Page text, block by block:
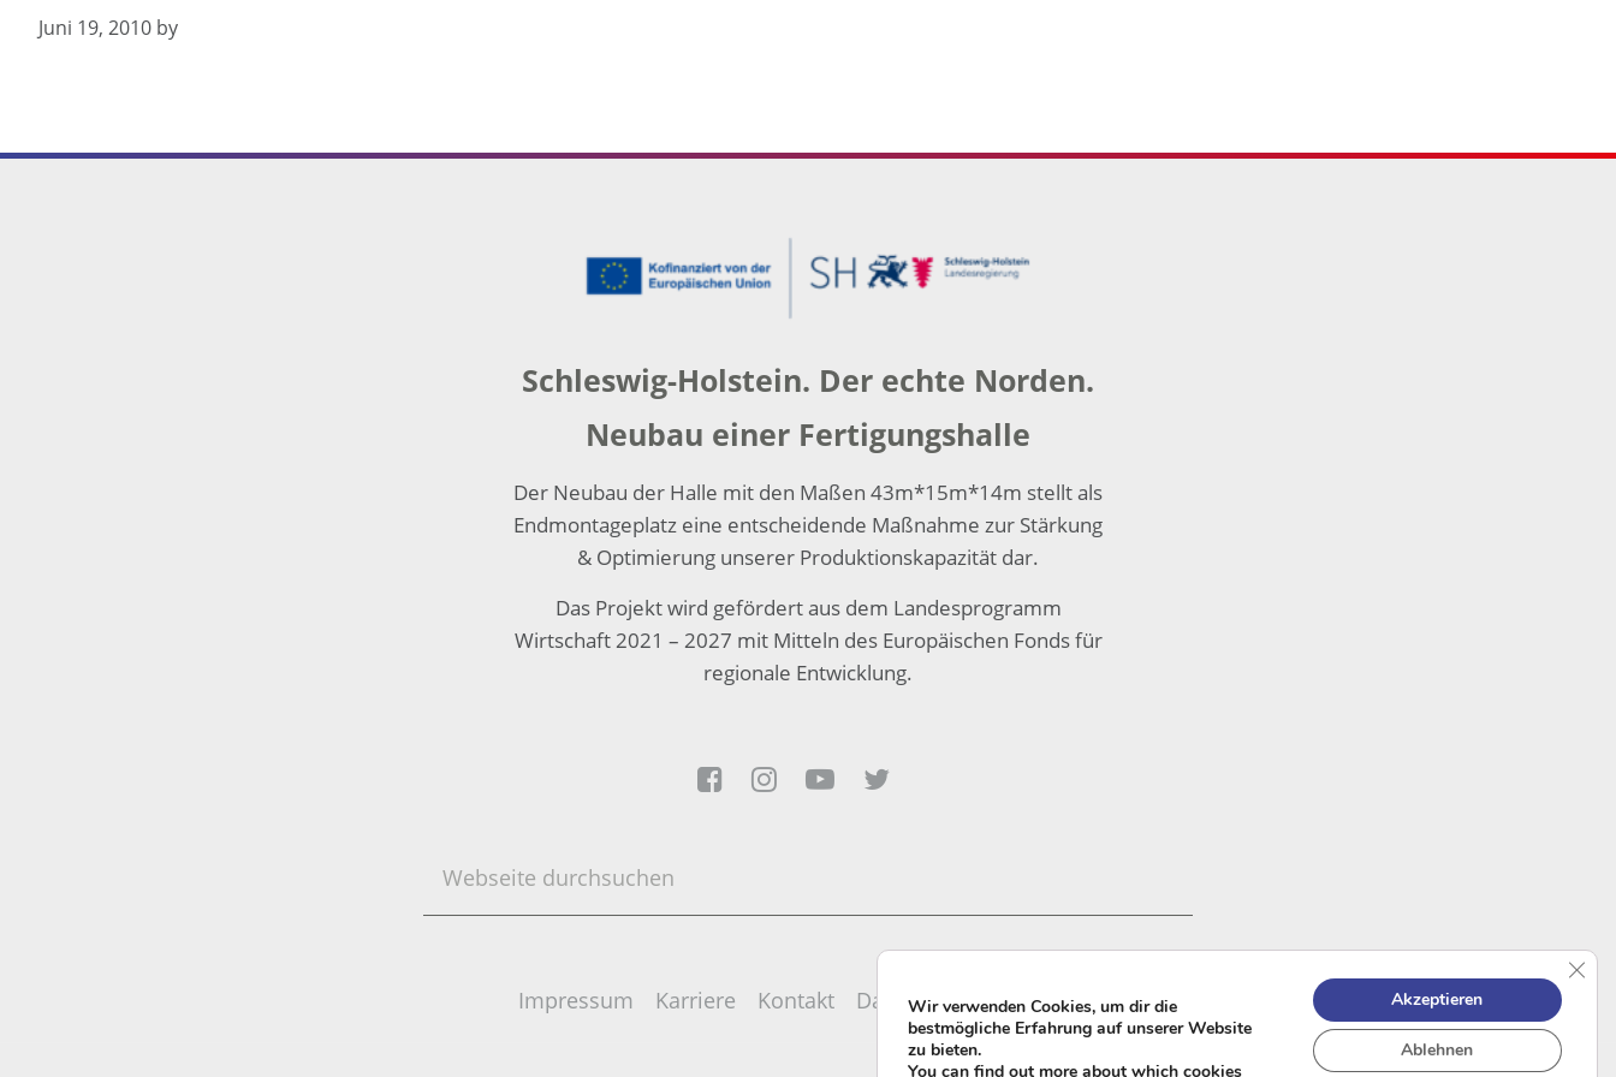
Juni 19, 2010 by
Schleswig-Holstein. Der echte Norden.
Neubau einer Fertigungshalle
Der Neubau der Halle mit den Maßen 43m*15m*14m stellt als
Endmontageplatz eine entscheidende Maßnahme zur Stärkung
& Optimierung unserer Produktionskapazität dar.
Das Projekt wird gefördert aus dem Landesprogramm
Wirtschaft 2021 – 2027 mit Mitteln des Europäischen Fonds für
regionale Entwicklung.
   
durchsuchen
Impressum Karriere Kontakt Datenschutzerklärung
Wir verwenden Cookies, um dir die
bestmögliche Erfahrung auf unserer Website
zu bieten.
You can find out more about which cookies
Akzeptieren
Ablehnen